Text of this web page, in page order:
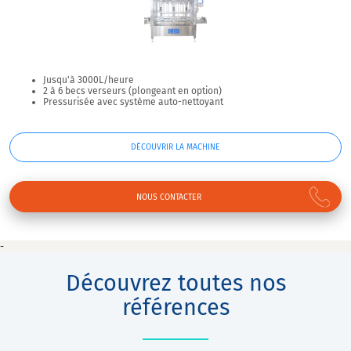
Jusqu'à 3000L/heure
2 à 6 becs verseurs (plongeant en option)
Pressurisée avec système auto-nettoyant
DÉCOUVRIR LA MACHINE
NOUS CONTACTER
-
Découvrez toutes nos
références